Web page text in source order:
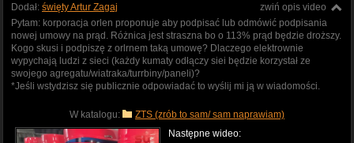
zwiń opis video
Dodał: święty Artur Zagaj
Pytam: korporacja orlen proponuje aby podpisać lub odmówić podpisania
nowej umowy na prąd. Różnica jest straszna bo o 113% prąd będzie droższy.
Kogo skusi i podpiszę z orlrnem taką umowę? Dlaczego elektrownie
wypychają ludzi z sieci (każdy kumaty odłączy siei będzie korzystał ze
swojego agregatu/wiatraka/turrbiny/paneli)?
*Jeśli wstydzisz się publicznie odpowiadać to wyślij mi ją w wiadomości.
W katalogu: ZTS (zrób to sam/ sam naprawiam)
Następne wideo: